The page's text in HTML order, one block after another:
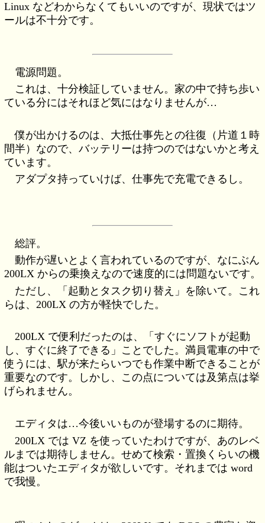
Linux などわからなくてもいいのですが、現状ではツ
ールは不十分です。
電源問題。
これは、十分検証していません。家の中で持ち歩い
ている分にはそれほど気にはなりませんが…
僕が出かけるのは、大抵仕事先との往復（片道１時
間半）なので、バッテリーは持つのではないかと考え
ています。
アダプタ持っていけば、仕事先で充電できるし。
総評。
動作が遅いとよく言われているのですが、なにぶん
200LX からの乗換えなので速度的には問題ないです。
ただし、「起動とタスク切り替え」を除いて。これ
らは、200LX の方が軽快でした。
200LX で便利だったのは、「すぐにソフトが起動
し、すぐに終了できる」ことでした。満員電車の中で
使うには、駅が来たらいつでも作業中断できることが
重要なのです。しかし、この点については及第点は挙
げられません。
エディタは…今後いいものが登場するのに期待。
200LX では VZ を使っていたわけですが、あのレベ
ルまでは期待しません。せめて検索・置換くらいの機
能はついたエディタが欲しいです。それまでは word
で我慢。